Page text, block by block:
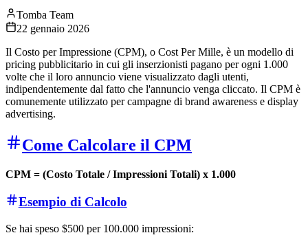
Tomba Team
22 gennaio 2026
Il Costo per Impressione (CPM), o Cost Per Mille, è un modello di
pricing pubblicitario in cui gli inserzionisti pagano per ogni 1.000
volte che il loro annuncio viene visualizzato dagli utenti,
indipendentemente dal fatto che l'annuncio venga cliccato. Il CPM è
comunemente utilizzato per campagne di brand awareness e display
advertising.
Come Calcolare il CPM
CPM = (Costo Totale / Impressioni Totali) x 1.000
Esempio di Calcolo
Se hai speso $500 per 100.000 impressioni: